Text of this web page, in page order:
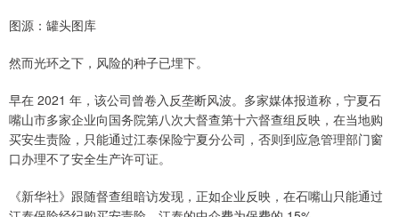
图源：罐头图库
然而光环之下，风险的种子已埋下。
早在 2021 年，该公司曾卷入反垄断风波。多家媒体报道称，宁夏石
嘴山市多家企业向国务院第八次大督查第十六督查组反映，在当地购
买安生责险，只能通过江泰保险宁夏分公司，否则到应急管理部门窗
口办理不了安全生产许可证。
《新华社》跟随督查组暗访发现，正如企业反映，在石嘴山只能通过